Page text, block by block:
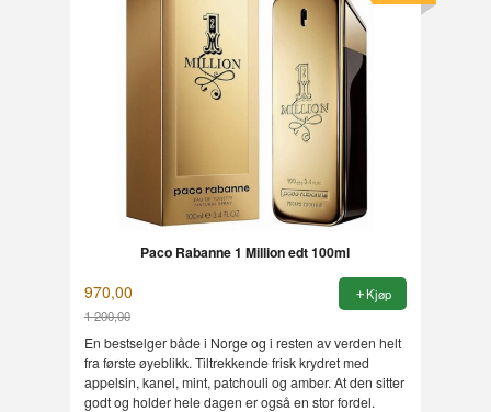
Paco Rabanne 1 Million edt 100ml
970,00
1 200,00
Rabatt
Kjøp
En bestselger både i Norge og i resten av verden helt
fra første øyeblikk. Tiltrekkende frisk krydret med
appelsin, kanel, mint, patchouli og amber. At den sitter
godt og holder hele dagen er også en stor fordel.